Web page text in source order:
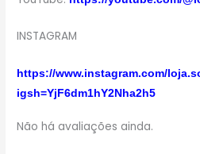
INSTAGRAM
https://www.instagram.com/
igsh=YjF6dm1hY2Nha2h5
Não há avaliações ainda.